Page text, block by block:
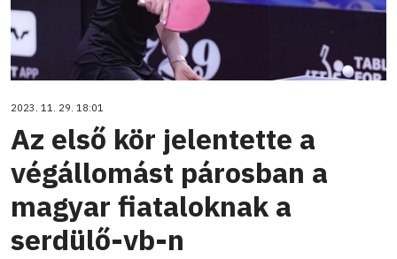
2023. 11. 29. 18:01
Az első kör jelentette a
végállomást párosban a
magyar fiataloknak a
serdülő-vb-n